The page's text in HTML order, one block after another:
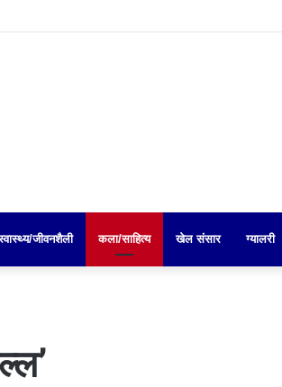
जीवनशैली कला/साहित्य खेल संसार ग्यालरी